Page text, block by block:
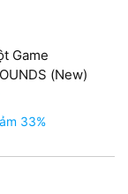
Game
(New)
33%